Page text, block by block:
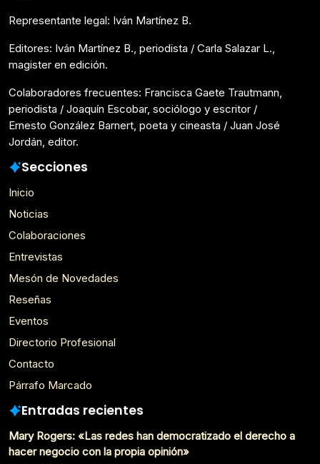
Representante legal: Iván Martínez B.
Editores: Iván Martínez B., periodista / Carla Salazar L.,
magister en edición.
Colaboradores frecuentes: Francisca Gaete Trautmann,
periodista / Joaquín Escobar, sociólogo y escritor /
Ernesto González Barnert, poeta y cineasta / Juan José
Jordán, editor.
Secciones
Inicio
Noticias
Colaboraciones
Entrevistas
Mesón de Novedades
Reseñas
Eventos
Directorio Profesional
Contacto
Párrafo Marcado
Entradas recientes
Mary Rogers: «Las redes han democratizado el derecho a
hacer negocio con la propia opinión»